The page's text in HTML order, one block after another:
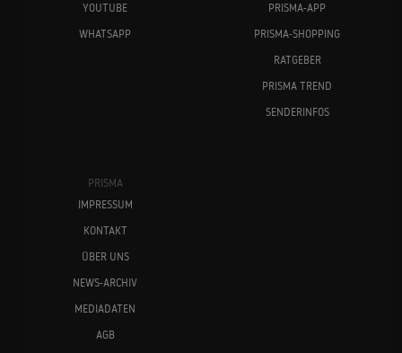
YOUTUBE
WHATSAPP
PRISMA-APP
PRISMA-SHOPPING
RATGEBER
PRISMA TREND
SENDERINFOS
PRISMA
IMPRESSUM
KONTAKT
ÜBER UNS
NEWS-ARCHIV
MEDIADATEN
AGB